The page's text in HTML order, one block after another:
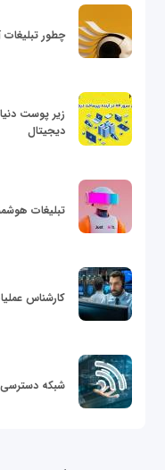
چطور تبلیغات
دیجیتال
تبلیغات
کارشناس
شبکه